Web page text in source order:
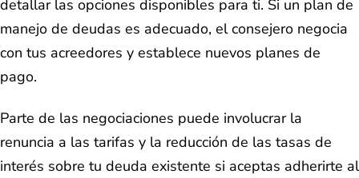
detallar las opciones disponibles para ti. Si un plan de
manejo de deudas es adecuado, el consejero negocia
con tus acreedores y establece nuevos planes de
pago.
Parte de las negociaciones puede involucrar la
renuncia a las tarifas y la reducción de las tasas de
interés sobre tu deuda existente si aceptas adherirte al